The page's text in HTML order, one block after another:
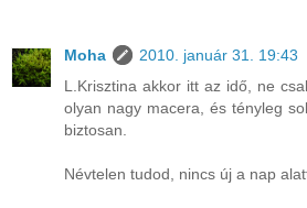
Moha
2010. január 31. 19:43
L.Krisztina akkor itt az idő, ne
olyan nagy macera, és tényleg
biztosan.
Névtelen tudod, nincs új a nap